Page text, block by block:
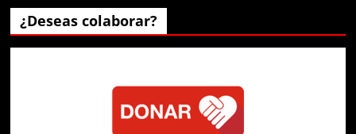
¿Deseas colaborar?